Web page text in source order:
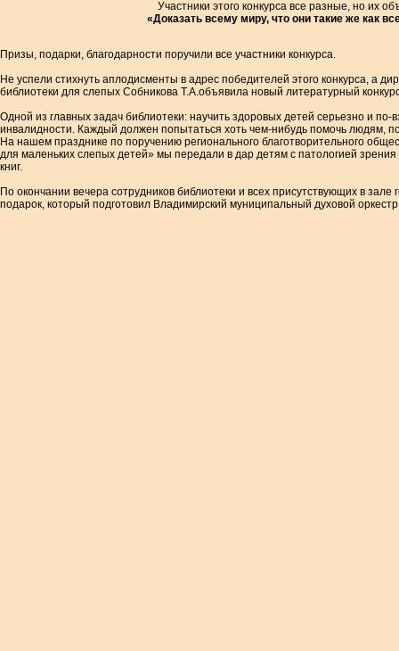
Участники этого конкурса все разные, но их
«Доказать всему миру, что они такие же как
Призы, подарки, благодарности поручили все участники конкурса.
Не успели стихнуть аплодисменты в адрес победителей этого конкурса, а
библиотеки для слепых Собникова Т.А.объявила новый литературный
Одной из главных задач библиотеки: научить здоровых детей серьезно и по-
инвалидности. Каждый должен попытаться хоть чем-нибудь помочь людям,
На нашем празднике по поручению регионального благотворительного
для маленьких слепых детей» мы передали в дар детям с патологией
книг.
По окончании вечера сотрудников библиотеки и всех присутствующих в
подарок, который подготовил Владимирский муниципальный духовой